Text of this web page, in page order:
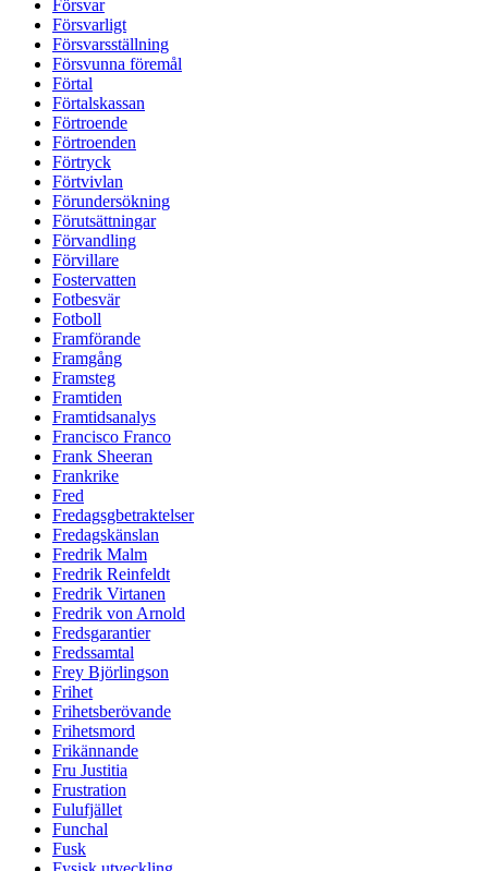
Försvar
Försvarligt
Försvarsställning
Försvunna föremål
Förtal
Förtalskassan
Förtroende
Förtroenden
Förtryck
Förtvivlan
Förundersökning
Förutsättningar
Förvandling
Förvillare
Fostervatten
Fotbesvär
Fotboll
Framförande
Framgång
Framsteg
Framtiden
Framtidsanalys
Francisco Franco
Frank Sheeran
Frankrike
Fred
Fredagsgbetraktelser
Fredagskänslan
Fredrik Malm
Fredrik Reinfeldt
Fredrik Virtanen
Fredrik von Arnold
Fredsgarantier
Fredssamtal
Frey Björlingson
Frihet
Frihetsberövande
Frihetsmord
Frikännande
Fru Justitia
Frustration
Fulufjället
Funchal
Fusk